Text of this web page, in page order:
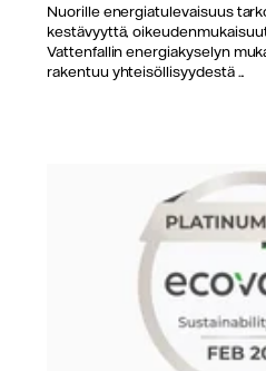
Nuorille energiatulevaisuus
kestävyyttä,
Vattenfallin energiakyselyn
rakentuu yhteisöllisyydestä ...